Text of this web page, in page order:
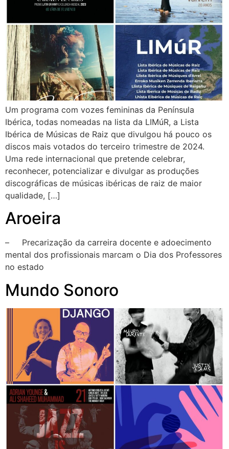
Um programa com vozes femininas da Península
Ibérica, todas nomeadas na lista da LIMúR, a Lista
Ibérica de Músicas de Raiz que divulgou há pouco os
discos mais votados do terceiro trimestre de 2024.
Uma rede internacional que pretende celebrar,
reconhecer, potencializar e divulgar as produções
discográficas de músicas ibéricas de raiz de maior
qualidade, […]
Aroeira
– Precarização da carreira docente e adoecimento
mental dos profissionais marcam o Dia dos Professores
no estado
Mundo Sonoro